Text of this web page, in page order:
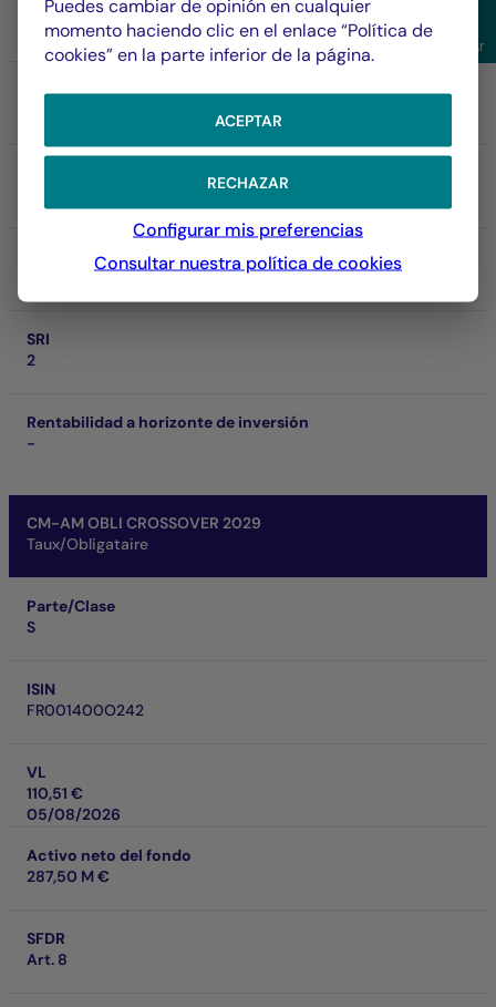
Filtrar
ISIN
FR001400O234
VL
SRI
2
Rentabilidad a horizonte de inversión
-
CM-AM OBLI CROSSOVER 2029
Taux/Obligataire
Parte/Clase
S
ISIN
FR001400O242
VL
110,51 €
05/08/2026
Activo neto del fondo
287,50 M €
SFDR
Art. 8
Puedes cambiar de opinión en cualquier
momento haciendo clic en el enlace “Política de
cookies” en la parte inferior de la página.
ACEPTAR
RECHAZAR
Configurar mis preferencias
Consultar nuestra política decookies